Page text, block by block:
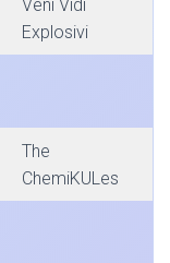
Veni Vidi
Explosivi
The
ChemiKULes